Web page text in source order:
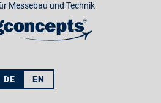
Messebau und Technik
DE EN